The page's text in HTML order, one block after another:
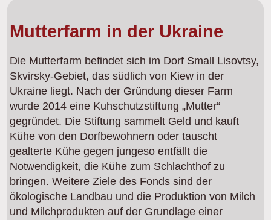
Mutterfarm in der Ukraine
Die Mutterfarm befindet sich im Dorf Small Lisovtsy,
Skvirsky-Gebiet, das südlich von Kiew in der
Ukraine liegt. Nach der Gründung dieser Farm
wurde 2014 eine Kuhschutzstiftung „Mutter“
gegründet. Die Stiftung sammelt Geld und kauft
Kühe von den Dorfbewohnern oder tauscht
gealterte Kühe gegen jungeso entfällt die
Notwendigkeit, die Kühe zum Schlachthof zu
bringen. Weitere Ziele des Fonds sind der
ökologische Landbau und die Produktion von Milch
und Milchprodukten auf der Grundlage einer